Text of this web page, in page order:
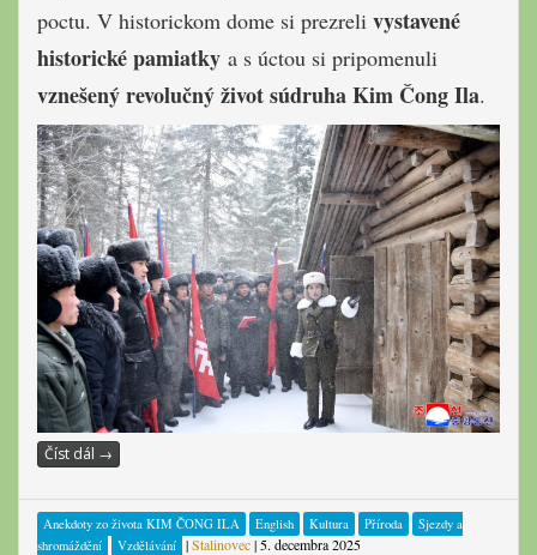
poctu. V historickom dome si prezreli vystavené
historické pamiatky a s úctou si pripomenuli
vznešený revolučný životsúdruhaKim Čong Ila.
Číst dál →
Anekdoty zo života KIM ČONG ILA English Kultura Příroda
Sjezdy a
shromáždění
Vzdělávání |Stalinovec| 5. decembra 2025